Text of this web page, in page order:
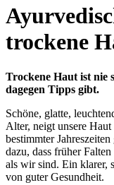
trockene
Trockene Haut ist nie
dagegen Tipps gibt.
Schöne, glatte,
Alter, neigt unsere
bestimmter
dazu, dass früher
als wir sind. Ein klarer,
von guter Gesundheit.